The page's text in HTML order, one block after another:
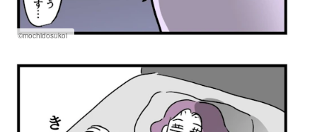
©mochidosukoi